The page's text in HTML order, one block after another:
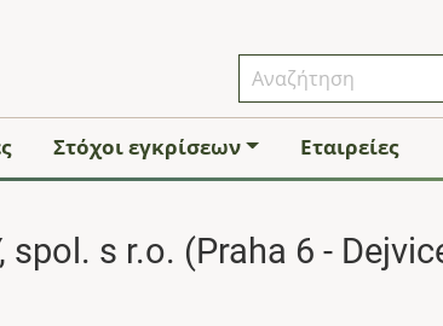
Στόχοι εγκρίσεων Εταιρείες
spol. s r.o. (Praha 6 -